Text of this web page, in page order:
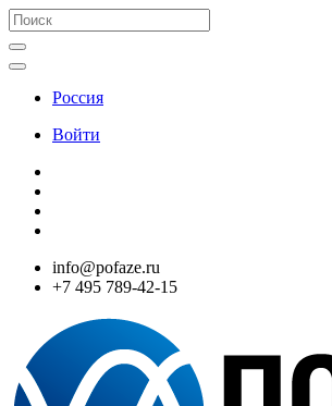
Россия
Войти
info@pofaze.ru
+7 495 789-42-15